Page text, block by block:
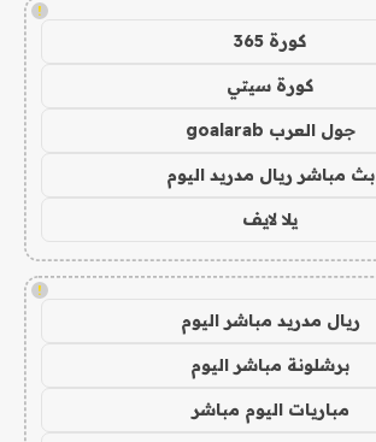
!
كورة 365
كورة سيتي
جول العرب goalarab
بث مباشر ريال مدريد اليوم
يلا لايف
!
ريال مدريد مباشر اليوم
برشلونة مباشر اليوم
مباريات اليوم مباشر